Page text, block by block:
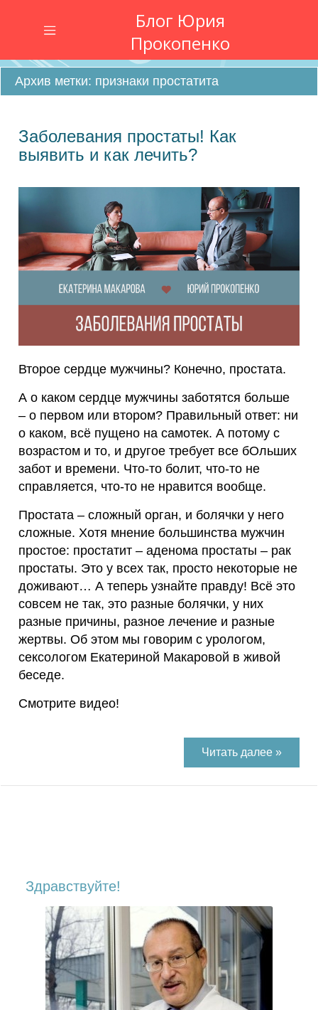
Главная
Тренинги
Консультация
Об
авторе
Каталог
СМИ
Контакты
Правовая
информация
Блог Юрия
Прокопенко
Архив метки: признаки простатита
Заболевания простаты! Как
выявить и как лечить?
Второе сердце мужчины? Конечно, простата.
А о каком сердце мужчины заботятся больше
– о первом или втором? Правильный ответ: ни
о каком, всё пущено на самотек. А потому с
возрастом и то, и другое требует все бОльших
забот и времени. Что-то болит, что-то не
справляется, что-то не нравится вообще.
Простата – сложный орган, и болячки у него
сложные. Хотя мнение большинства мужчин
простое: простатит – аденома простаты – рак
простаты. Это у всех так, просто некоторые не
доживают… А теперь узнайте правду! Всё это
совсем не так, это разные болячки, у них
разные причины, разное лечение и разные
жертвы. Об этом мы говорим с урологом,
сексологом Екатериной Макаровой в живой
беседе.
Смотрите видео!
Читать далее »
Здравствуйте!